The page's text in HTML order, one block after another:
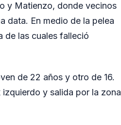
y Matienzo, donde vecinos
data. En medio de la pelea
de las cuales falleció
de 22 años y otro de 16.
y salida por la zona